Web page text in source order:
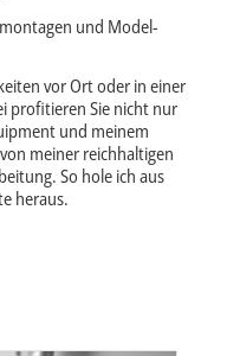
und Model-
vor Ort oder in einer
profitieren Sie nicht nur
und meinem
meiner reichhaltigen
So hole ich aus
heraus.